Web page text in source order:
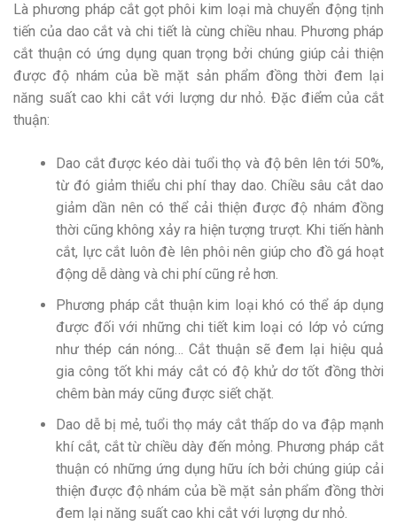
Là phương pháp cắt gọt phôi kim loại mà chuyển động tịnh
tiến của dao cắt và chi tiết là cùng chiều nhau. Phương pháp
cắt thuận có ứng dụng quan trọng bởi chúng giúp cải thiện
được độ nhám của bề mặt sản phẩm đồng thời đem lại
năng suất cao khi cắt với lượng dư nhỏ. Đặc điểm của cắt
thuận:
Dao cắt được kéo dài tuổi thọ và độ bên lên tới 50%,
từ đó giảm thiểu chi phí thay dao. Chiều sâu cắt dao
giảm dần nên có thể cải thiện được độ nhám đồng
thời cũng không xảy ra hiện tượng trượt. Khi tiến hành
cắt, lực cắt luôn đè lên phôi nên giúp cho đồ gá hoạt
động dễ dàng và chi phí cũng rẻ hơn.
Phương pháp cắt thuận kim loại khó có thể áp dụng
được đối với những chi tiết kim loại có lớp vỏ cứng
như thép cán nóng… Cắt thuận sẽ đem lại hiệu quả
gia công tốt khi máy cắt có độ khử dơ tốt đồng thời
chêm bàn máy cũng được siết chặt.
Dao dễ bị mẻ, tuổi thọ máy cắt thấp do va đập mạnh
khí cắt, cắt từ chiều dày đến mỏng. Phương pháp cắt
thuận có những ứng dụng hữu ích bởi chúng giúp cải
thiện được độ nhám của bề mặt sản phẩm đồng thời
đem lại năng suất cao khi cắt với lượng dư nhỏ.